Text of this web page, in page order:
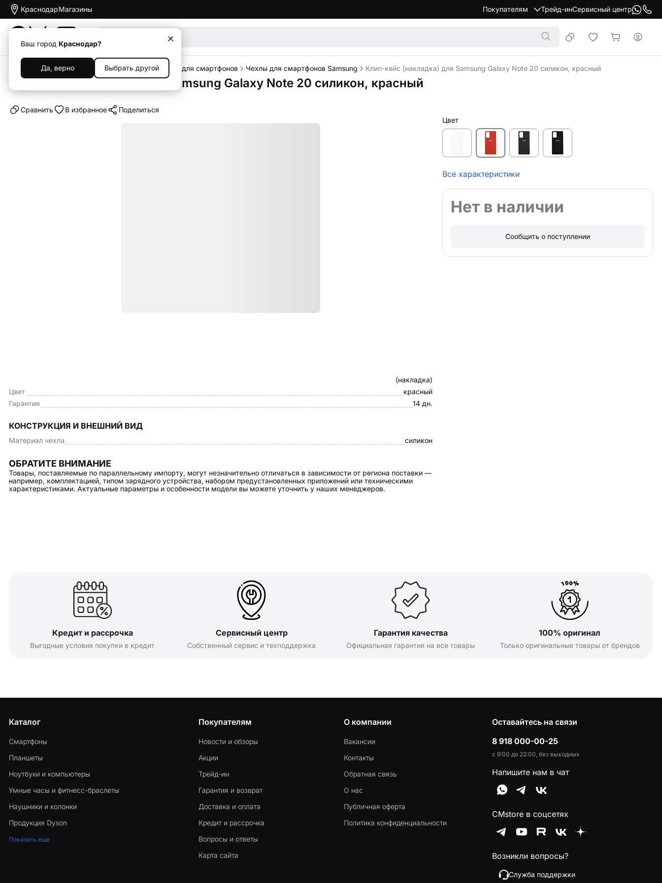
Краснодар
Ваш город Краснодар?
Да, верно Выбрать другой
Магазины Покупателям Трейд-инСервисный центр
Каталог Аксессуары Чехлы Чехлы для смартфонов Чехлы для смартфонов Samsung Клип-кейс (накладка) для Samsung Galaxy Note 20 силикон, красный
Клип-кейс (накладка) для Samsung Galaxy Note 20 силикон, красный
Cравнить В избранное Поделиться
(накладка)
Цвет
красный
Гарантия
14 дн.
КОНСТРУКЦИЯ И ВНЕШНИЙ ВИД
Материал чехла силикон
ОБРАТИТЕ ВНИМАНИЕ
Товары, поставляемые по параллельному импорту, могут незначительно отличаться в зависимости от региона поставки —
например, комплектацией, типом зарядного устройства, набором предустановленных приложений или техническими
характеристиками. Актуальные параметры и особенности модели вы можете уточнить у наших менеджеров.
Цвет
Все характеристики
Нет в наличии
Сообщить о поступлении
Кредит и рассрочка
Выгодные условия покупки в кредит
Сервисный центр
Собственный сервис и техподдержка
Гарантия качества
Официальная гарантия на все товары
100% оригинал
Только оригинальные товары от брендов
Каталог
Смартфоны
Планшеты
Ноутбуки и компьютеры
Умные часы и фитнесс-браслеты
Наушники и колонки
Продукция Dyson
Показать еще
Покупателям
Новости и обзоры
Акции
Трейд-ин
Гарантия и возврат
Доставка и оплата
Кредит и рассрочка
Вопросы и ответы
Карта сайта
О компании
Вакансии
Контакты
Обратная связь
О нас
Публичная оферта
Политика конфиденциальности
Оставайтесь на связи
8 918 000-00-25
с 9:00 до 22:00, без выходных
Напишите нам в чат
CMstore в соцсетях
Возникли вопросы?
Служба поддержки